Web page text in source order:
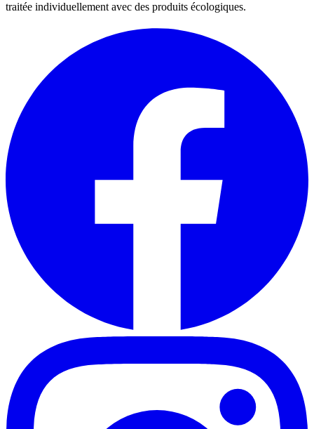
traitée individuellement avec des produits écologiques.